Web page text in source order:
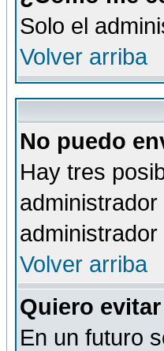
Solo el
Volver arriba
No puedo
Hay tres
Volver arriba
Quiero
En un futuro